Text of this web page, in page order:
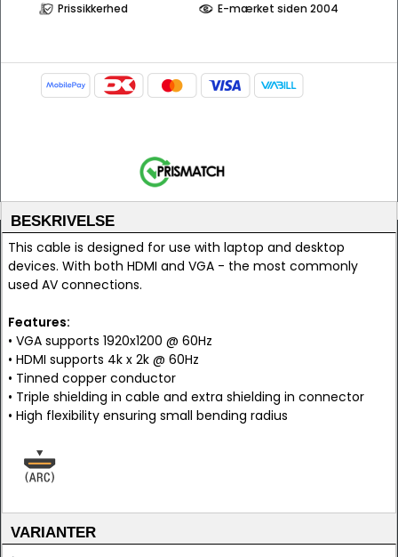
Prissikkerhed
E-mærket siden 2004
BESKRIVELSE
This cable is designed for use with laptop and desktop
devices. With both HDMI and VGA - the most commonly
used AV connections.
Features:
• VGA supports 1920x1200 @ 60Hz
• HDMI supports 4k x 2k @ 60Hz
• Tinned copper conductor
• Triple shielding in cable and extra shielding in connector
• High flexibility ensuring small bending radius
VARIANTER